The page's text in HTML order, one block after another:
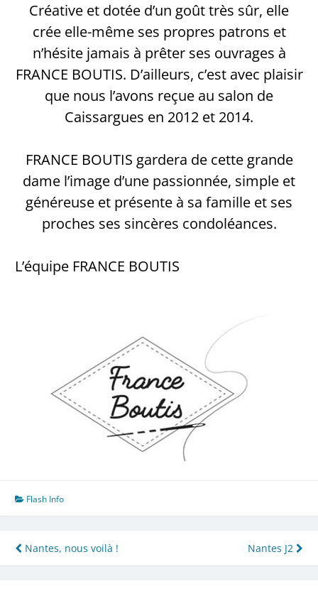
Créative et dotée d’un goût très sûr, elle
crée elle-même ses propres patrons et
n’hésite jamais à prêter ses ouvrages à
FRANCE BOUTIS. D’ailleurs, c’est avec plaisir
que nous l’avons reçue au salon de
Caissargues en 2012 et 2014.
FRANCE BOUTIS gardera de cette grande
dame l’image d’une passionnée, simple et
généreuse et présente à sa famille et ses
proches ses sincères condoléances.
L’équipe FRANCE BOUTIS
Flash Info
Navigation
de
Nantes, nous voilà ! Nantes J2